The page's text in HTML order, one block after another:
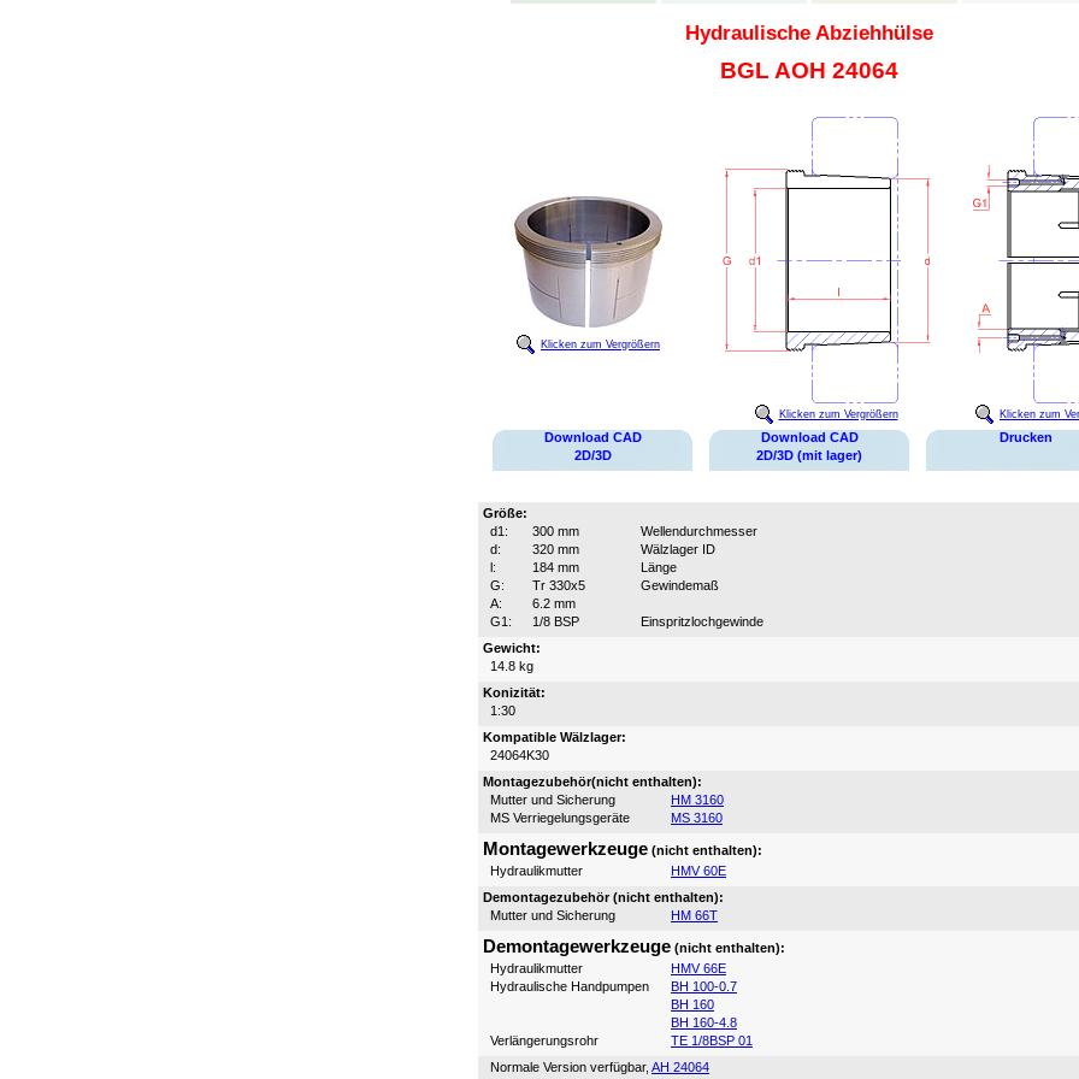
Hydraulische Abziehhülse
BGL AOH 24064
Klicken zum Vergrößern
Klicken zum Vergrößern Klicken zum
Download CAD
2D/3D
Download CAD
2D/3D (mit lager)
Drucken
Größe:
d1:
300 mm
Wellendurchmesser
d:
320 mm
Wälzlager ID
l:
184 mm
Länge
G:
Tr 330x5
Gewindemaß
A:
6.2 mm
G1:
1/8 BSP
Einspritzlochgewinde
Gewicht:
14.8 kg
Konizität:
1:30
Kompatible Wälzlager:
24064K30
Montagezubehör(nicht enthalten):
Mutter und Sicherung
HM 3160
MS Verriegelungsgeräte
MS 3160
Montagewerkzeuge (nicht enthalten):
Hydraulikmutter
HMV 60E
Demontagezubehör (nicht enthalten):
Mutter und Sicherung
HM 66T
Demontagewerkzeuge (nicht enthalten):
Hydraulikmutter
HMV 66E
Hydraulische Handpumpen
BH 100-0.7
BH 160
BH 160-4.8
Verlängerungsrohr
TE 1/8BSP 01
Normale Version verfügbar, AH 24064